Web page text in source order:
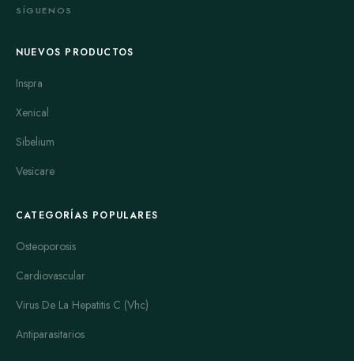
para la hepatitis B, mostrando buenos resultados en
función hepática.
Famvir
Molnupiravir
Monoket
Sustiva
Symmetrel
Valtrex
Zovirax
SÍGUENOS
NUEVOS PRODUCTOS
Inspra
Xenical
Sibelium
Vesicare
CATEGORÍAS POPULARES
Osteoporosis
Cardiovascular
Virus De La Hepatitis C (Vhc)
Antiparasitarios